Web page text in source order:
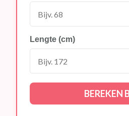
Lengte (cm)
BEREKEN